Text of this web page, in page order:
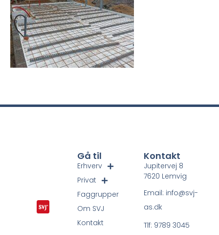
Gå til
Erhverv
Privat
Faggrupper
Om SVJ
Kontakt
Kontakt
Jupitervej 8
7620 Lemvig
Email: info@svj-
as.dk
Tlf: 9789 3045